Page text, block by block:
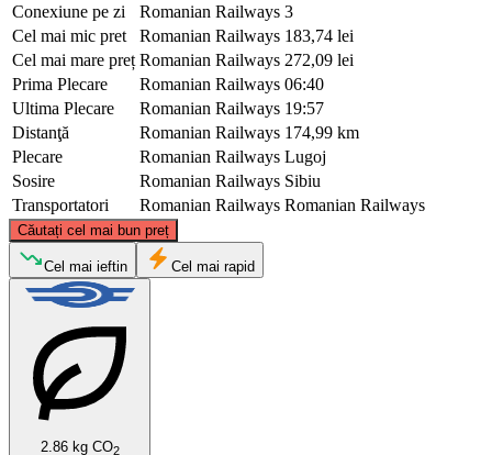
Conexiune pe zi
Romanian Railways 3
Cel mai mic pret
Romanian Railways 183,74 lei
Cel mai mare preț Romanian Railways 272,09 lei
Prima Plecare
Romanian Railways 06:40
Ultima Plecare
Romanian Railways 19:57
Distanţă
Romanian Railways 174,99 km
Plecare
Romanian Railways Lugoj
Sosire
Romanian Railways Sibiu
Transportatori
Romanian Railways Romanian Railways
Căutați cel mai bun preț
Lugoj
©CARTO, ©OpenStreetMapcontributors
Cel mai ieftin Cel mai rapid
2.86 kg CO2